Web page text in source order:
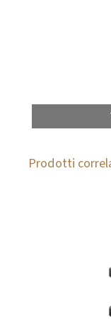
Prodotti